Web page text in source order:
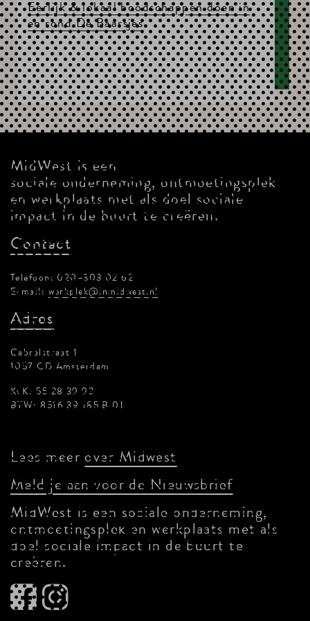
Eerlijk & lokaal boodschappen doen in
en rond De Baarsjes
MidWest is een
sociale onderneming, ontmoetingsplek
en werkplaats met als doel sociale
impact in de buurt te creëren.
Contact
Telefoon: 020–303 02 62
E-mail: werkplek@inmidwest.nl
Adres
Cabralstraat 1
1057 CD Amsterdam
KvK: 55 28 39 93
BTW: 8516 39 185 B 01
Lees meer over Midwest
Meld je aan voor de Nieuwsbrief
MidWest is een sociale onderneming,
ontmoetingsplek en werkplaats met als
doel sociale impact in de buurt te
creëren.